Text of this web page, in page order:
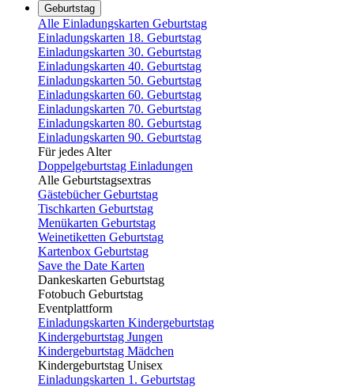
Geburtstag
Alle Einladungskarten Geburtstag
Einladungskarten 18. Geburtstag
Einladungskarten 30. Geburtstag
Einladungskarten 40. Geburtstag
Einladungskarten 50. Geburtstag
Einladungskarten 60. Geburtstag
Einladungskarten 70. Geburtstag
Einladungskarten 80. Geburtstag
Einladungskarten 90. Geburtstag
Für jedes Alter
Doppelgeburtstag Einladungen
Alle Geburtstagsextras
Gästebücher Geburtstag
Tischkarten Geburtstag
Menükarten Geburtstag
Weinetiketten Geburtstag
Kartenbox Geburtstag
Save the Date Karten
Dankeskarten Geburtstag
Fotobuch Geburtstag
Eventplattform
Einladungskarten Kindergeburtstag
Kindergeburtstag Jungen
Kindergeburtstag Mädchen
Kindergeburtstag Unisex
Einladungskarten 1. Geburtstag